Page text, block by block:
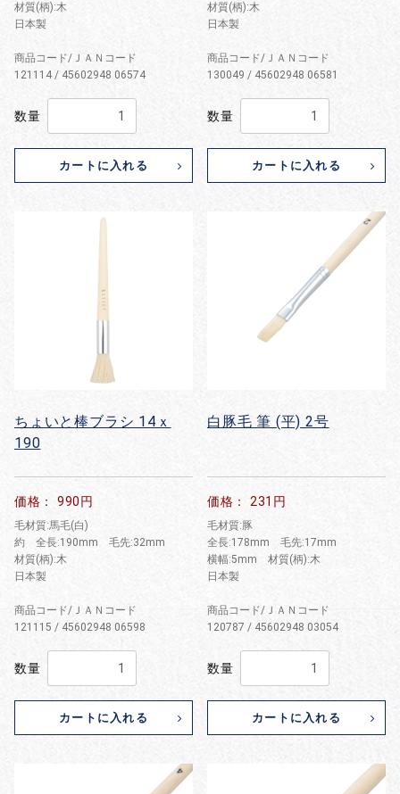
材質(柄):木
日本製
商品コード/ＪＡＮコード
121114 / 45602948 06574
数量
カートに入れる
材質(柄):木
日本製
商品コード/ＪＡＮコード
130049 / 45602948 06581
数量
カートに入れる
ちょいと棒ブラシ 14ｘ
190
価格： 990円
毛材質:馬毛(白)
約 全長:190mm 毛先:32mm
材質(柄):木
日本製
商品コード/ＪＡＮコード
121115 / 45602948 06598
数量
カートに入れる
白豚毛 筆 (平) 2号
価格： 231円
毛材質:豚
全長:178mm 毛先:17mm
横幅:5mm 材質(柄):木
日本製
商品コード/ＪＡＮコード
120787 / 45602948 03054
数量
カートに入れる